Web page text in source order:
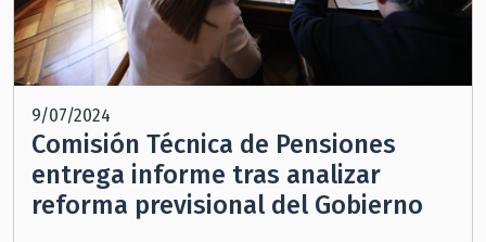
9/07/2024
Comisión Técnica de Pensiones
entrega informe tras analizar
reforma previsional del Gobierno